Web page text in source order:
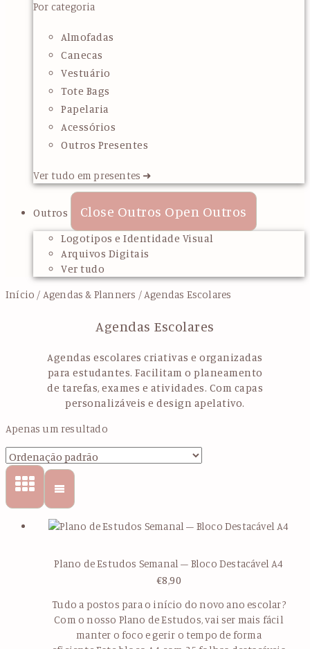
Por categoria
Almofadas
Canecas
Vestuário
Tote Bags
Papelaria
Acessórios
Outros Presentes
Ver tudo em presentes ➜
Outros Close Outros Open Outros
Logotipos e Identidade Visual
Arquivos Digitais
Ver tudo
Início / Agendas & Planners / Agendas Escolares
Agendas Escolares
Agendas escolares criativas e organizadas
para estudantes. Facilitam o planeamento
de tarefas, exames e atividades. Com capas
personalizáveis e design apelativo.
Apenas um resultado
Plano de Estudos Semanal – Bloco Destacável A4
€8,90
Tudo a postos para o início do novo ano escolar?
Com o nosso Plano de Estudos, vai ser mais fácil
manter o foco e gerir o tempo de forma